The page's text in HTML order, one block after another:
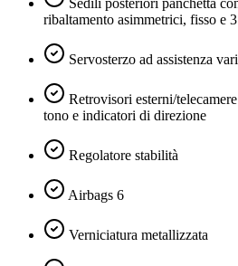
Sedili posteriori panchetta
ribaltamento asimmetrici, fisso e
Servosterzo ad assistenza
Retrovisori esterni/
tono e indicatori di direzione
Regolatore stabilità
Airbags 6
Verniciatura metallizzata